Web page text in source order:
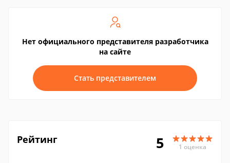
Нет официального представителя разработчика
на сайте
Стать представителем
Рейтинг 5 1 оценка